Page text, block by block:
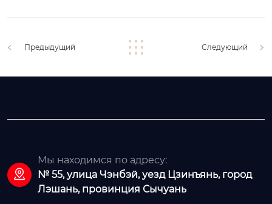
Предыдущий Следующий

Мы находимся по адресу:
№ 55, улица Чэнбэй, уезд Цзинъянь, город
Лэшань, провинция Сычуань